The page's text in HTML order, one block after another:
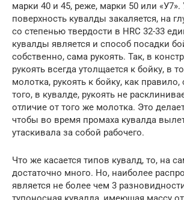
марки 40 и 45, реже, марки 50 или «У7».
поверхность кувалды закаляется, на
со степенью твердости в НRС 32-33
кувалды является и способ посадки
собственно, сама рукоять. Так, в
рукоять всегда утолщается к бойку, в
молотка, рукоять к бойку, как
того, в кувалде, рукоять не
отличие от того же молотка. Это
чтобы во время промаха кувалда
утаскивала за собой рабочего.
Что же касается типов кувалд, то, на
достаточно много. Но, наиболее
является не более чем 3